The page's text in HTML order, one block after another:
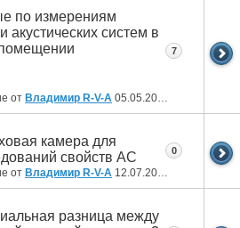
по измерениям
акустических систем в
от Владимир R-V-A 05.05.2021
7
камера для
свойств АС
от Владимир R-V-A 12.07.2020
0
разница между